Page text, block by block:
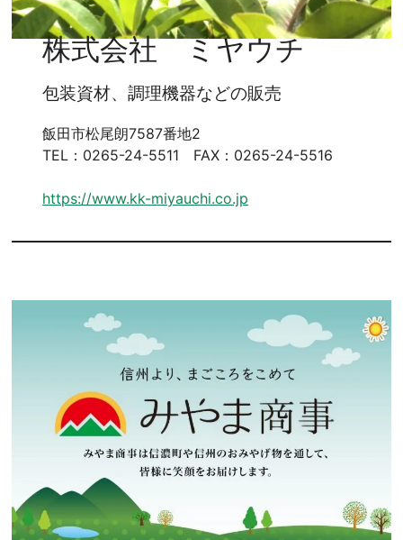
株式会社 ミヤウチ
包装資材、調理機器などの販売
飯田市松尾朗7587番地2
TEL：0265-24-5511 FAX：0265-24-5516
https://www.kk-miyauchi.co.jp